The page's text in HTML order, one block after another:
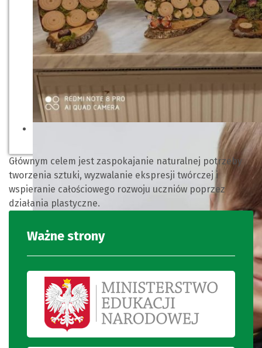
Głównym celem jest zaspokajanie naturalnej potrzeby
tworzenia sztuki, wyzwalanie ekspresji twórczej i
wspieranie całościowego rozwoju uczniów poprzez
działania plastyczne.
Ważne strony